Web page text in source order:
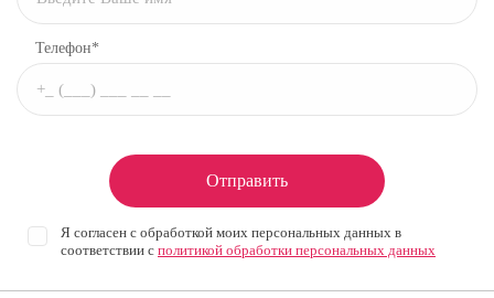
Телефон*
Отправить
Я согласен с обработкой моих персональных данных в
соответствии с политикой обработки персональных данных